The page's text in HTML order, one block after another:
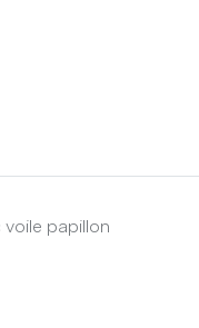
papillon